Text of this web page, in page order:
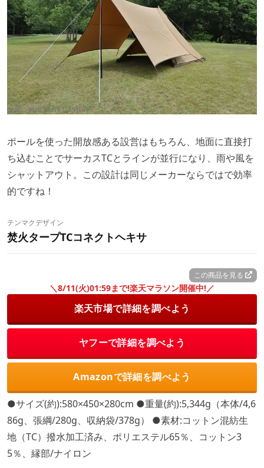
出典：tent-Mark DESIGNS
ポールを使った開放感ある設営はもちろん、地面に直接打
ち込むことでサーカスTCとラインが並行になり、雨や風を
シャットアウト。この設計は同じメーカーならではで効率
的ですね！
テンマクデザイン
焚火タープTCコネクトヘキサ
この商品を見る
＼8/11(火)01:59まで!楽天マラソン開催中!／
楽天市場で詳細を調べよう
ヤフーで詳細を調べよう
Amazonで詳細を調べよう
●サイズ(約):580×450×280cm ●重量(約):5,344g（本体/4,6
86g、張綱/280g、収納袋/378g） ●素材:コットン混紡生
地（TC）撥水加工済み、ポリエステル65％、コットン3
5％、縁部/ナイロン